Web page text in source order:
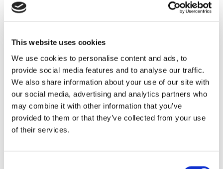
This website uses cookies
We use cookies to personalise content and ads, to
provide social media features and to analyse our traffic.
We also share information about your use of our site with
our social media, advertising and analytics partners who
may combine it with other information that you’ve
provided to them or that they’ve collected from your use
of their services.
Eckerö tyngs av höga